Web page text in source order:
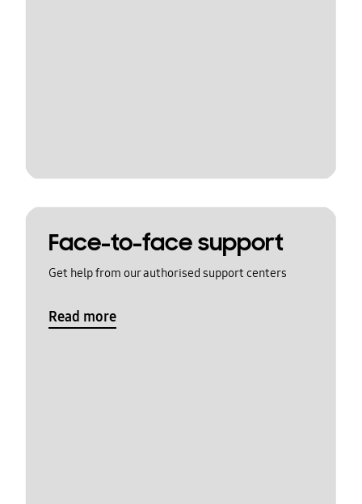
Face-to-face support
Get help from our authorised support centers
Read more